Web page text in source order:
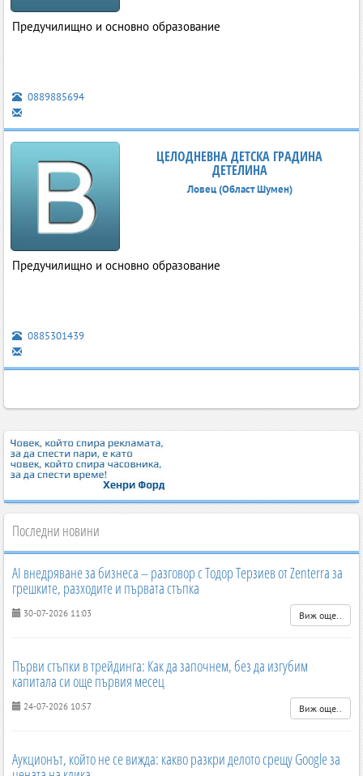
Предучилищно и основно образование
0889885694
ЦЕЛОДНЕВНА ДЕТСКА ГРАДИНА
ДЕТЕЛИНА
Ловец (Област Шумен)
Предучилищно и основно образование
0885301439
Последни новини
AI внедряване за бизнеса – разговор с Тодор Терзиев от Zenterra за
грешките, разходите и първата стъпка
30-07-2026 11:03 Виж още..
Първи стъпки в трейдинга: Как да започнем, без да изгубим
капитала си още първия месец
24-07-2026 10:57 Виж още..
Аукционът, който не се вижда: какво разкри делото срещу Google за